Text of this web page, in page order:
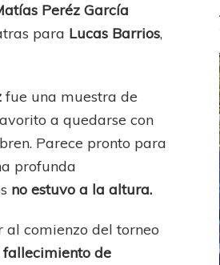
Peréz García
para Lucas Barrios,
fue una muestra de
a quedarse con
Parece pronto para
profunda
no estuvo a la altura.
comienzo del torneo
fallecimiento de